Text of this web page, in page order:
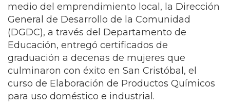
medio del emprendimiento local, la Dirección
General de Desarrollo de la Comunidad
(DGDC), a través del Departamento de
Educación, entregó certificados de
graduación a decenas de mujeres que
culminaron con éxito en San Cristóbal, el
curso de Elaboración de Productos Químicos
para uso doméstico e industrial.